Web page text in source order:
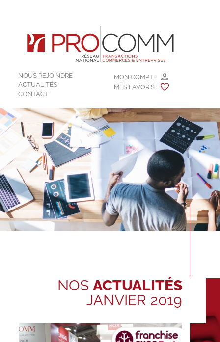
MON COMPTE
MES FAVORIS
NOUS REJOINDRE
ACTUALITÉS
CONTACT
NOS ACTUALITÉS
JANVIER 2019